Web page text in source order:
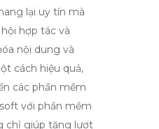
lại uy tín mà
hợp tác và
nội dung và
cách hiệu quả,
các phần mềm
với phần mềm
chỉ giúp tăng lượt